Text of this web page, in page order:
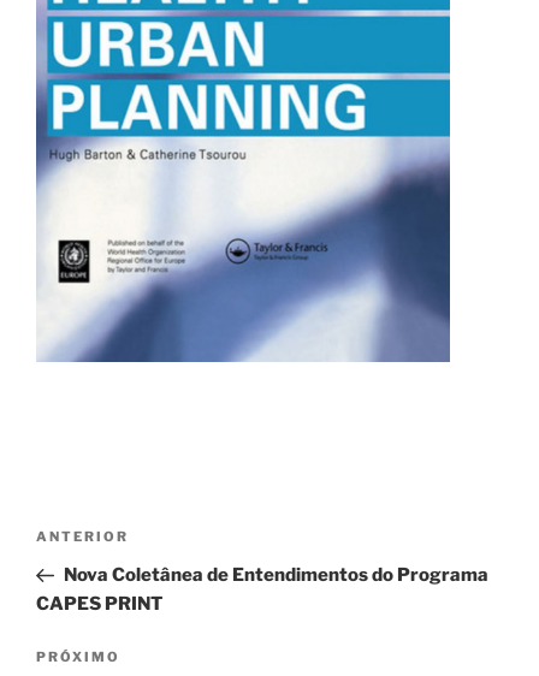
Navegação
Post
Post
anterior
ANTERIOR
Nova Coletânea de Entendimentos do Programa
CAPES PRINT
Próximo
PRÓXIMO